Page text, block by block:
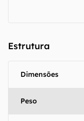
Estrutura
Dimensões
Peso